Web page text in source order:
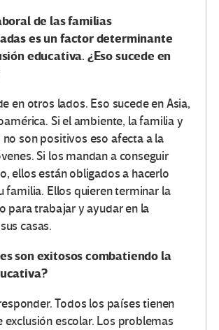
de las familias
es un factor determinante
educativa. ¿Eso sucede en
en otros lados. Eso sucede en Asia,
Si el ambiente, la familia y
son positivos eso afecta a la
Si los mandan a conseguir
ellos están obligados a hacerlo
familia. Ellos quieren terminar la
para trabajar y ayudar en la
casas.
son exitosos combatiendo la
Todos los países tienen
exclusión escolar. Los problemas